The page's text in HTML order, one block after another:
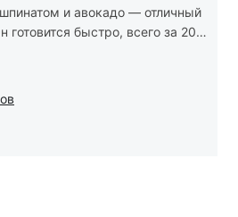
и авокадо — отличный
готовится быстро, всего за 20